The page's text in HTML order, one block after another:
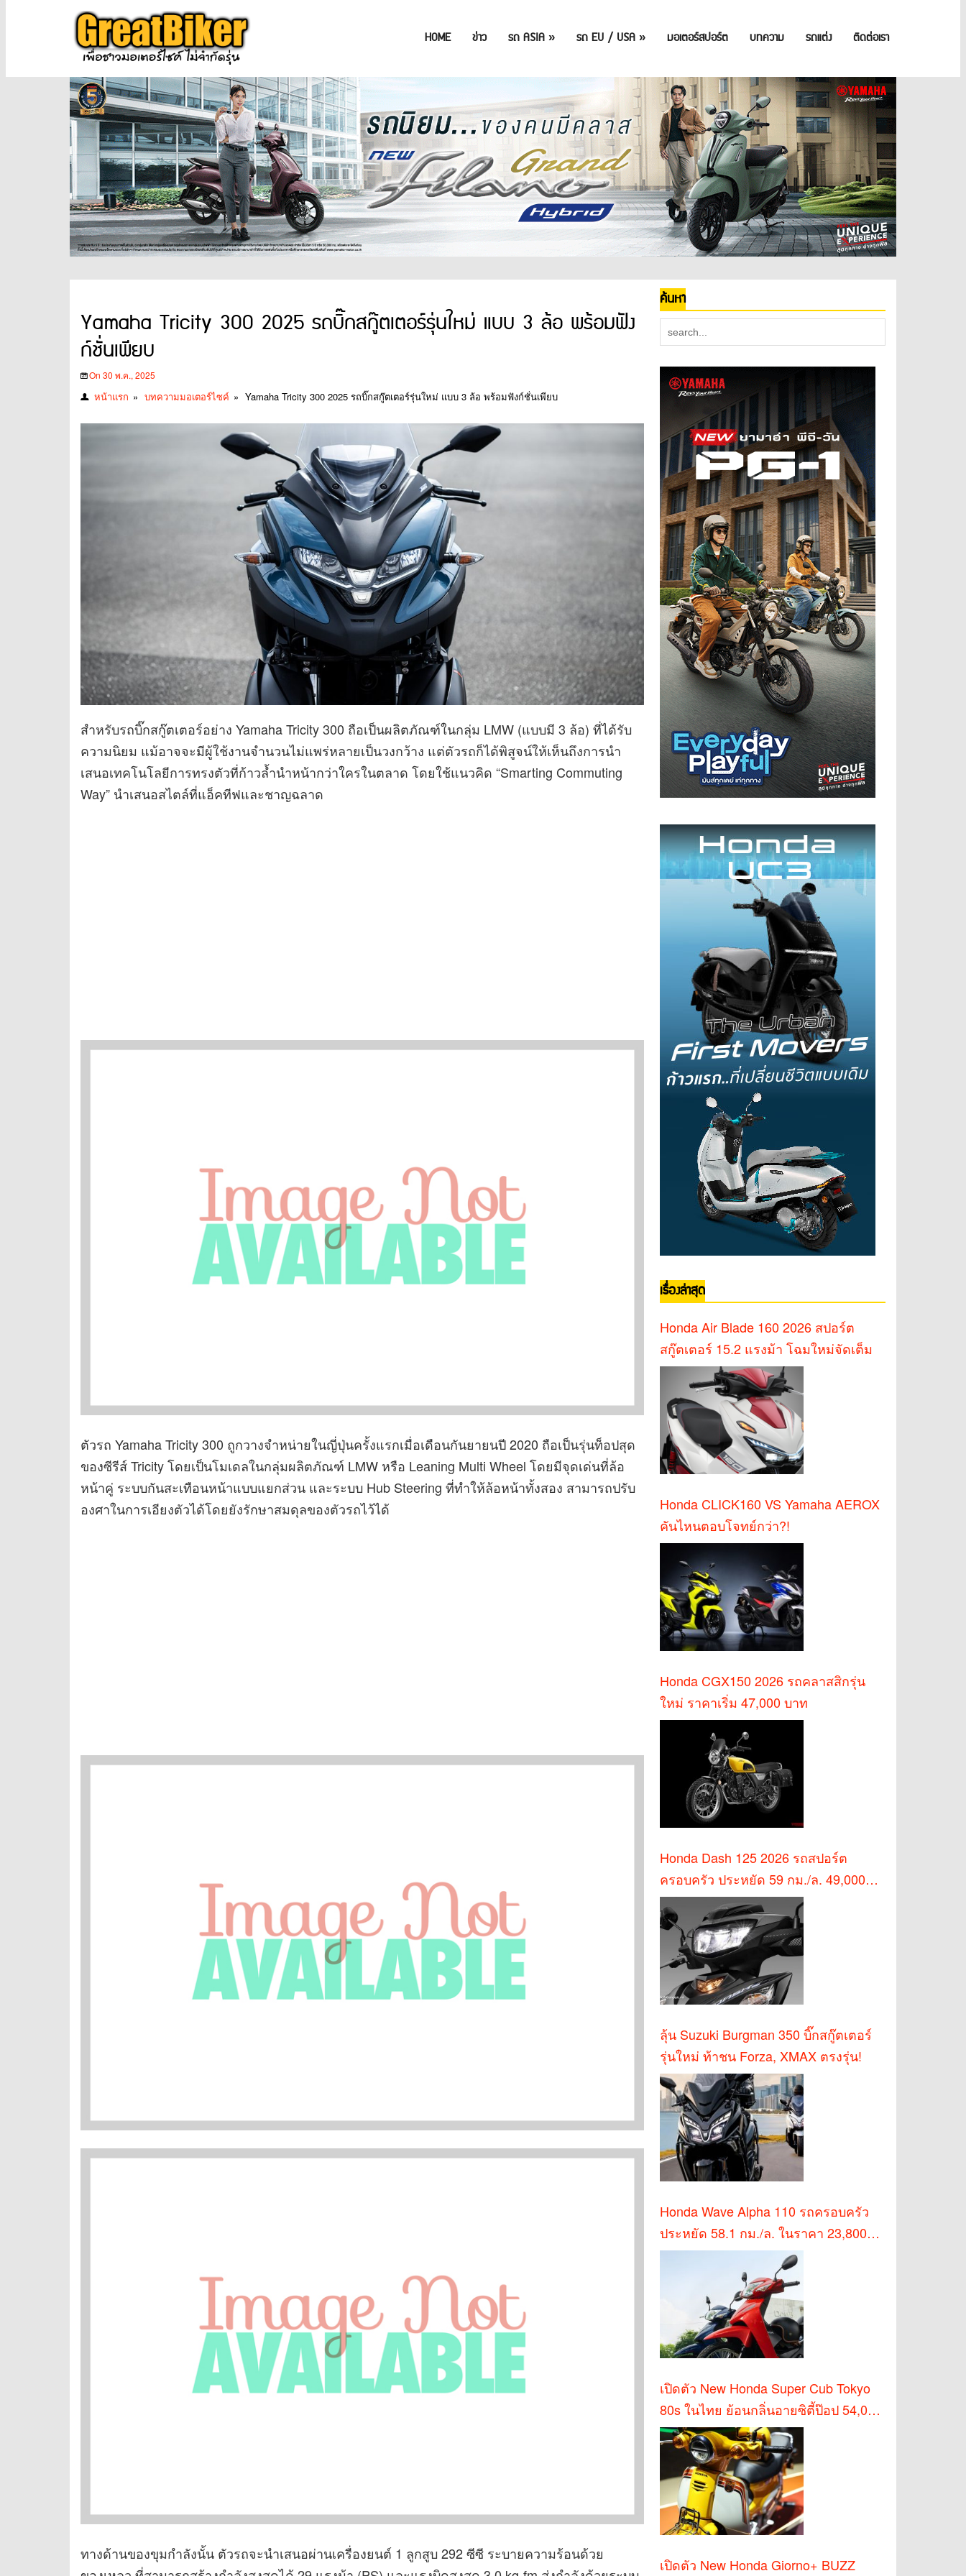
HOME ข่าว รถ ASIA » รถ EU / USA » มอเตอร์สปอร์ต บทความ รถแต่ง ติดต่อเรา
Yamaha Tricity 300 2025 รถบิ๊กสกู๊ตเตอร์รุ่นใหม่ แบบ 3 ล้อ พร้อมฟัง
ก์ชั่นเพียบ
On 30 พ.ค., 2025
หน้าแรก » บทความมอเตอร์ไซค์ » Yamaha Tricity 300 2025 รถบิ๊กสกู๊ตเตอร์รุ่นใหม่ แบบ 3 ล้อ พร้อมฟังก์ชั่นเพียบ
สำหรับรถบิ๊กสกู๊ตเตอร์อย่าง Yamaha Tricity 300 ถือเป็นผลิตภัณฑ์ในกลุ่ม LMW (แบบมี 3 ล้อ) ที่ได้รับ
ความนิยม แม้อาจจะมีผู้ใช้งานจำนวนไม่แพร่หลายเป็นวงกว้าง แต่ตัวรถก็ได้พิสูจน์ให้เห็นถึงการนำ
เสนอเทคโนโลยีการทรงตัวที่ก้าวล้ำนำหน้ากว่าใครในตลาด โดยใช้แนวคิด “Smarting Commuting
Way” นำเสนอสไตล์ที่แอ็คทีฟและชาญฉลาด
ตัวรถ Yamaha Tricity 300 ถูกวางจำหน่ายในญี่ปุ่นครั้งแรกเมื่อเดือนกันยายนปี 2020 ถือเป็นรุ่นท็อปสุด
ของซีรีส์ Tricity โดยเป็นโมเดลในกลุ่มผลิตภัณฑ์ LMW หรือ Leaning Multi Wheel โดยมีจุดเด่นที่ล้อ
หน้าคู่ ระบบกันสะเทือนหน้าแบบแยกส่วน และระบบ Hub Steering ที่ทำให้ล้อหน้าทั้งสอง สามารถปรับ
องศาในการเอียงตัวได้โดยยังรักษาสมดุลของตัวรถไว้ได้
ทางด้านของขุมกำลังนั้น ตัวรถจะนำเสนอผ่านเครื่องยนต์ 1 ลูกสูบ 292 ซีซี ระบายความร้อนด้วย
ค้นหา
เรื่องล่าสุด
Honda Air Blade 160 2026 สปอร์ต
สกู๊ตเตอร์ 15.2 แรงม้า โฉมใหม่จัดเต็ม
Honda CLICK160 VS Yamaha AEROX
คันไหนตอบโจทย์กว่า?!
Honda CGX150 2026 รถคลาสสิกรุ่น
ใหม่ ราคาเริ่ม 47,000 บาท
Honda Dash 125 2026 รถสปอร์ต
ครอบครัว ประหยัด 59 กม./ล. 49,000
บาท
ลุ้น Suzuki Burgman 350 บิ๊กสกู๊ตเตอร์
รุ่นใหม่ ท้าชน Forza, XMAX ตรงรุ่น!
Honda Wave Alpha 110 รถครอบครัว
ประหยัด 58.1 กม./ล. ในราคา 23,800
บาท
เปิดตัว New Honda Super Cub Tokyo
80s ในไทย ย้อนกลิ่นอายซิตี้ป๊อป 54,000
บาท
เปิดตัว New Honda Giorno+ BUZZ